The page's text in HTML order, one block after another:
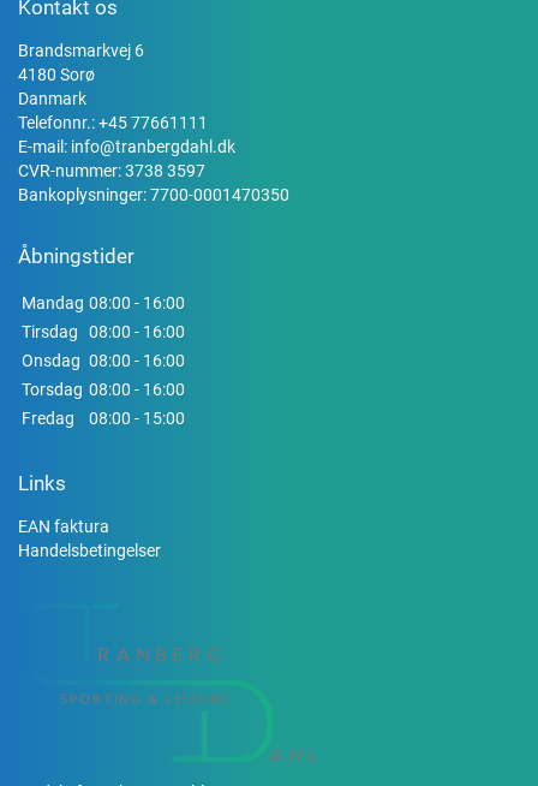
Kontakt os
Brandsmarkvej 6
4180 Sorø
Danmark
Telefonnr.:+45 77661111
E-mail: info@tranbergdahl.dk
CVR-nummer: 3738 3597
Bankoplysninger: 7700-0001470350
Åbningstider
Mandag 08:00 - 16:00
Tirsdag
08:00 - 16:00
Onsdag 08:00 - 16:00
Torsdag 08:00 - 16:00
Fredag
08:00 - 15:00
Links
EAN faktura
Handelsbetingelser